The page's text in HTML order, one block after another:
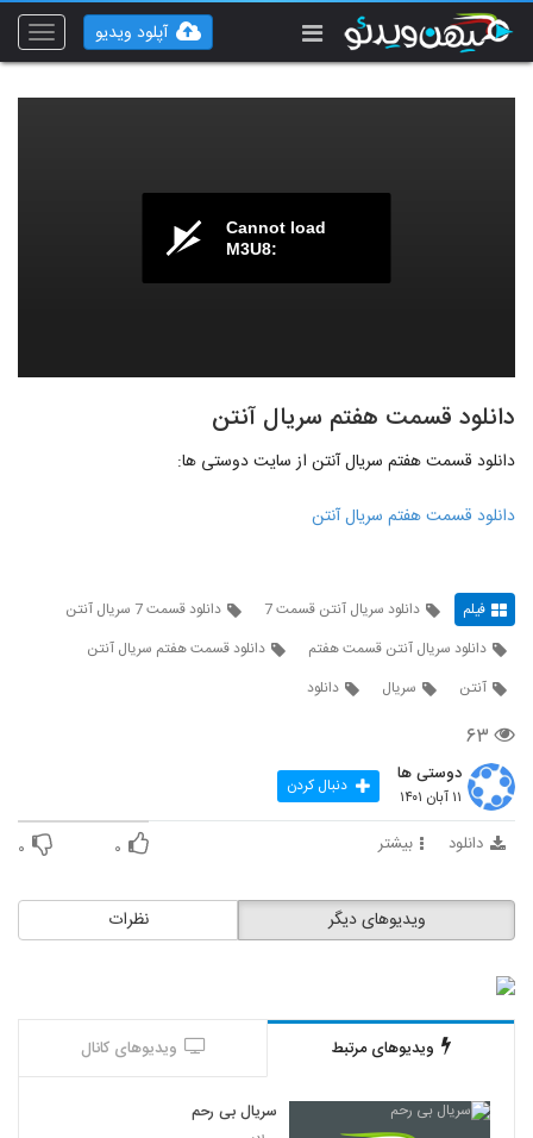
Toggle
آپلود ویدیو
Cannot load
M3U8:
دانلود قسمت هفتم سریال آنتن
دانلود قسمت هفتم سریال آنتن از سایت دوستی ها:
دانلود قسمت هفتم سریال آنتن
فیلم دانلود سریال آنتن قسمت 7
دانلود قسمت 7 سریال آنتن
دانلود سریال آنتن قسمت هفتم
دانلود قسمت هفتم سریال آنتن
آنتن
سریال دانلود
۶۳
دوستی ها
۱۱ آبان ۱۴۰۱ دنبال کردن
دانلود بیشتر ۰ ۰
نظرات ویدیوهای دیگر
ویدیوهای مرتبط ویدیوهای کانال
سریال بی رحم